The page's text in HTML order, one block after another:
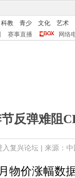
科教 青少 文化
艺术
赛事直播 网络
反弹难阻
入复兴论坛| 来源：
价涨幅数